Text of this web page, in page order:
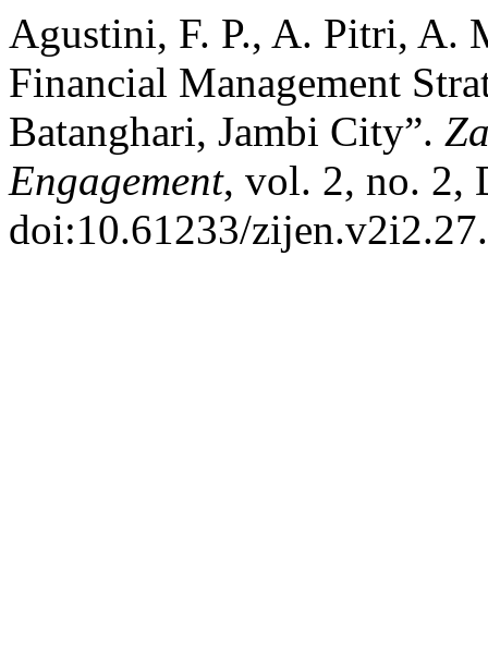
Agustini, F. P., A. Pitri, A.
Financial Management
Batanghari, Jambi City”.
Engagement, vol. 2, no. 2,
doi:10.61233/zijen.v2i2.27.